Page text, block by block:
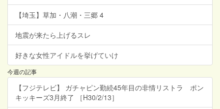
【埼玉】草加・八潮・三郷 4
地震が来たら上げるスレ
好きな女性アイドルを挙げていけ
今週の記事
【フジテレビ】 ガチャピン勤続45年目の非情リストラ ポン
キッキーズ3月終了 ［H30/2/13］